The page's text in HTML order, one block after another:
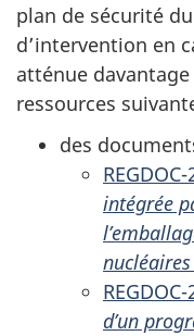
plan de sécurité
d’intervention en
atténue
ressources
des
intégrée
d’un